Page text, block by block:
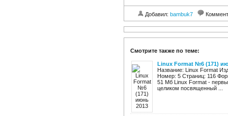
Добавил: bambuk7
Смотрите также по теме:
Linux Format №6 (171)
Название: Linux Format
Номер: 5 Страниц: 116
51 Мб Linux Format -
целиком посвященный ...